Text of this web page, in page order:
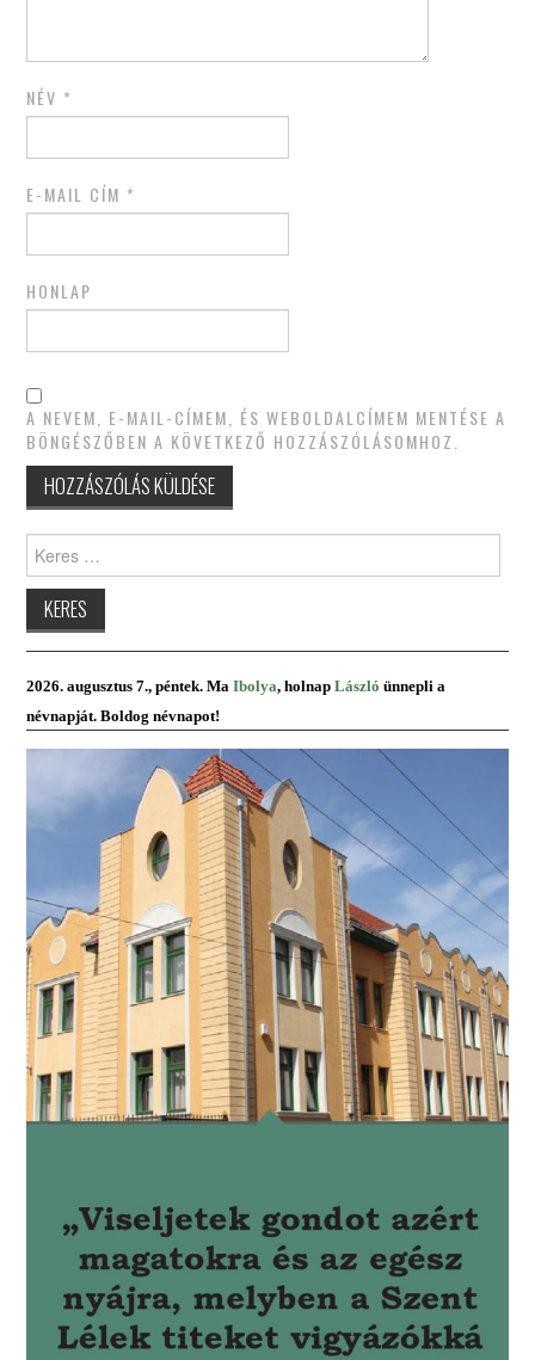
NÉV *
E-MAIL CÍM *
HONLAP
A NEVEM, E-MAIL-CÍMEM, ÉS WEBOLDALCÍMEM MENTÉSE A
BÖNGÉSZŐBEN A KÖVETKEZŐ HOZZÁSZÓLÁSOMHOZ.
2026. augusztus 7., péntek. MaIbolya, holnap László ünnepli a
névnapját. Boldog névnapot!